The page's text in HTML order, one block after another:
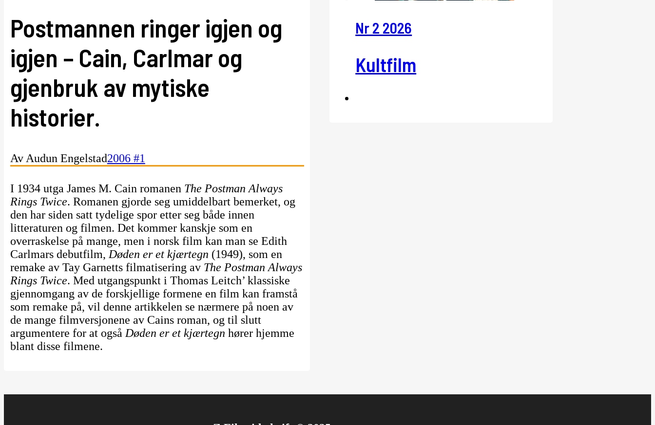
Postmannen ringer igjen og
igjen – Cain, Carlmar og
gjenbruk av mytiske
historier.
Av Audun Engelstad2006 #1
I 1934 utga James M. Cain romanen The Postman Always
Rings Twice. Romanen gjorde seg umiddelbart bemerket, og
den har siden satt tydelige spor etter seg både innen
litteraturen og filmen. Det kommer kanskje som en
overraskelse på mange, men i norsk film kan man se Edith
Carlmars debutfilm,Døden er et kjærtegn (1949), som en
remake av Tay Garnetts filmatisering av The Postman Always
Rings Twice. Med utgangspunkt i Thomas Leitch’ klassiske
gjennomgang av de forskjellige formene en film kan framstå
som remake på, vil denne artikkelen se nærmere på noen av
de mange filmversjonene av Cains roman, og til slutt
argumentere for at ogsåDøden er et kjærtegn hører hjemme
blant disse filmene.
Nr 2 2026
Kultfilm